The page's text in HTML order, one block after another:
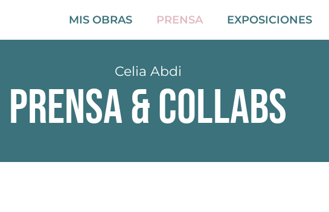
MIS OBRAS PRENSA EXPOSICIONES
Celia Abdi
Prensa & Collabs